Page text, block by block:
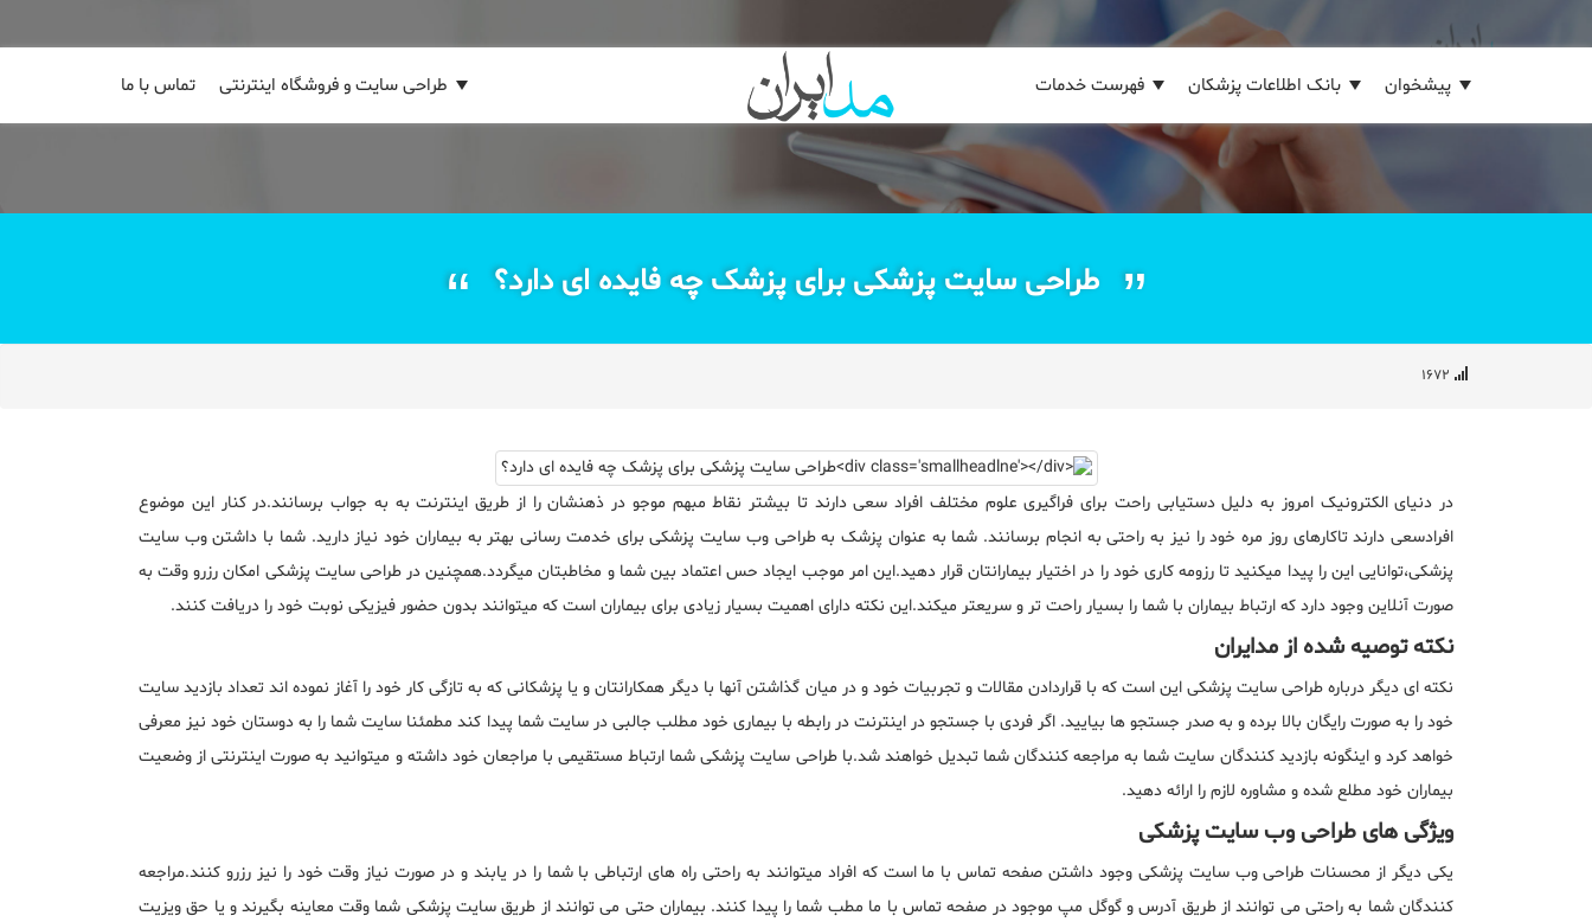
فهرست خدمات بانک اطلاعات پزشکان پیشخوان تماس با ما طراحی سایت و فروشگاه اینترنتی
طراحی سایت پزشکی برای پزشک چه فایده ای دارد؟
در دنیای الکترونیک امروز به دلیل دستیابی راحت برای فراگیری علوم مختلف افراد سعی دارند تا بیشتر نقاط مبهم موجو در ذهنشان را از طریق اینترنت به به جواب برسانند.در کنار این موضوع
افرادسعی دارند تاکارهای روز مره خود را نیز به راحتی به انجام برسانند. شما به عنوان پزشک به طراحی وب سایت پزشکی برای خدمت رسانی بهتر به بیماران خود نیاز دارید. شما با داشتن وب سایت
پزشکی،توانایی این را پیدا میکنید تا رزومه کاری خود را در اختیار بیمارانتان قرار دهید.این امر موجب ایجاد حس اعتماد بین شما و مخاطبتان میگردد.همچنین در طراحی سایت پزشکی امکان رزرو وقت به
صورت آنلاین وجود دارد که ارتباط بیماران با شما را بسیار راحت تر و سریعتر میکند.این نکته دارای اهمیت بسیار زیادی برای بیماران است که میتوانند بدون حضور فیزیکی نوبت خود را دریافت کنند.
نکته توصیه شده از مدایران
نکته ای دیگر درباره طراحی سایت پزشکی این است که با قراردادن مقالات و تجربیات خود و در میان گذاشتن آنها با دیگر همکارانتان و یا پزشکانی که به تازگی کار خود را آغاز نموده اند تعداد بازدید سایت
خود را به صورت رایگان بالا برده و به صدر جستجو ها بیایید. اگر فردی با جستجو در اینترنت در رابطه با بیماری خود مطلب جالبی در سایت شما پیدا کند مطمئنا سایت شما را به دوستان خود نیز معرفی
خواهد کرد و اینگونه بازدید کنندگان سایت شما به مراجعه کنندگان شما تبدیل خواهند شد.با طراحی سایت پزشکی شما ارتباط مستقیمی با مراجعان خود داشته و میتوانید به صورت اینترنتی از وضعیت
بیماران خود مطلع شده و مشاوره لازم را ارائه دهید.
ویژگی های طراحی وب سایت پزشکی
یکی دیگر از محسنات طراحی وب سایت پزشکی وجود داشتن صفحه تماس با ما است که افراد میتوانند به راحتی راه های ارتباطی با شما را در یابند و در صورت نیاز وقت خود را نیز رزرو کنند.مراجعه
کنندگان شما به راحتی می توانند از طریق آدرس و گوگل مپ موجود در صفحه تماس با ما مطب شما را پیدا کنند. بیماران حتی می توانند از طریق سایت پزشکی شما وقت معاینه بگیرند و یا حق ویزیت